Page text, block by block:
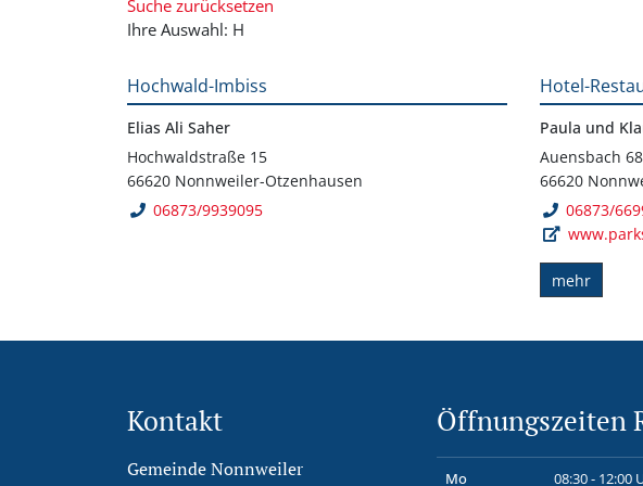
Suche zurücksetzen
Ihre Auswahl: H
Hochwald-Imbiss
Elias Ali Saher
Hochwaldstraße 15
66620 Nonnweiler-Otzenhausen
06873/9939095
Hotel-
Paula und
Auensbach 68
66620
06873/
mehr
Kontakt
Gemeinde Nonnweiler
Öffnungszeiten
Mo 08:30 - 12:00